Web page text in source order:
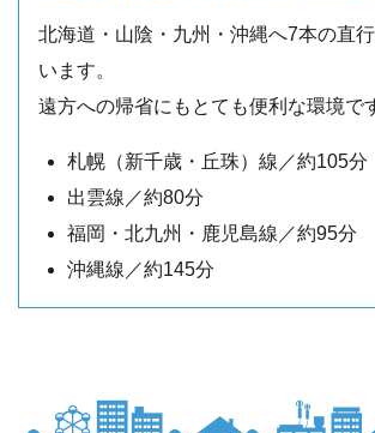
北海道・山陰・九州・沖縄へ7本の直
います。
遠方への帰省にもとても便利な環境で
札幌（新千歳・丘珠）線／約105分
出雲線／約80分
福岡・北九州・鹿児島線／約95分
沖縄線／約145分